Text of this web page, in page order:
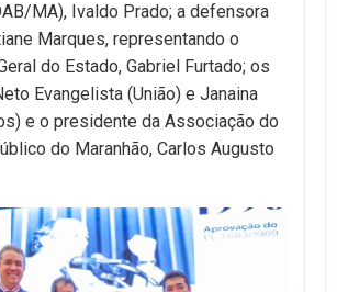
MA), Ivaldo Prado; a defensora
Marques, representando o
do Estado, Gabriel Furtado; os
Evangelista (União) e Janaina
e o presidente da Associação do
do Maranhão, Carlos Augusto